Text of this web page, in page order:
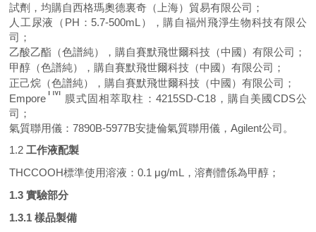
試劑 ，均購自西格瑪奧德裏奇（上海）貿易有限公司 ；
人工尿液（PH：5.7-500mL），購自福州飛淨生物科技有限公
司；
乙酸乙酯（色譜純），購自賽默飛世爾科技（中國）有限公司 ；
甲醇（色譜純），購自賽默飛世爾科技（中國）有限公司 ；
正己烷（色譜純），購自賽默飛世爾科技（中國）有限公司 ；
Empore
TM
膜式固相萃取柱： 4215SD-C18， 購自 美國CDS公
司；
氣質聯用儀：7890B-5977B安捷倫氣質聯用儀，Agilent公司。
1.2工作液配製
THCCOOH標準使用溶液：0.1 μg/mL，溶劑體係為甲醇；
1.3實驗部分
1.3.1樣品製備